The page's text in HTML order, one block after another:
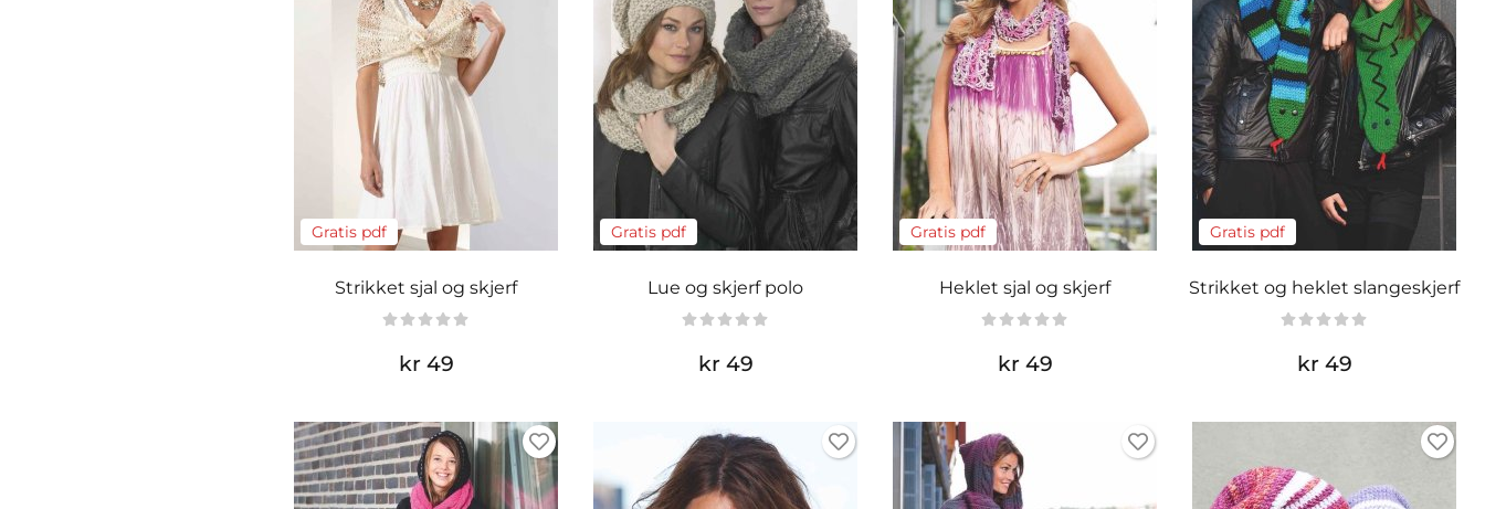
Gratis pdf
Strikket sjal og skjerf
kr 49
Gratis pdf
Lue og skjerf polo
kr 49
Gratis pdf
Heklet sjal og skjerf
kr 49
Gratis pdf
Strikket og heklet slangeskjerf
kr 49